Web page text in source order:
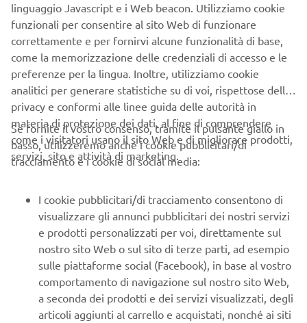
Solo al termine di questi appuntamenti la squadra Yamaha
sarà definita e pronta per partire. Partecipare alla
selezione è semplicissimo: gli aspiranti "eroi" dovranno
preparare un video all'interno del quale spiegare:
1. chi sono, attraverso una breve descrizione
2. quale moto guidano o amano
3. raccontare un momento della propria vita durante il
quale si sono sentiti eroi
Il materiale andrà poi caricato sul proprio profilo
Instagram, usando l'Hashtag #Yamahaheroes e taggando il
canale @yamahamotorit .
Insieme a questi eroi, faranno parte del Team Yamaha
anche 4 eroi speciali, che parteciperanno assieme ai
candidati a tutte le prove.
linguaggio Javascript e i Web beacon. Utilizziamo cookie
funzionali per consentire al sito Web di funzionare
correttamente e per fornirvi alcune funzionalità di base,
come la memorizzazione delle credenziali di accesso e le
preferenze per la lingua. Inoltre, utilizziamo cookie
analitici per generare statistiche su di voi, rispettose della
privacy e conformi alle linee guida delle autorità in
materia di protezione dei dati, al fine di comprendere
come i visitatori usano il sito Web e di migliorare prodotti,
servizi, sito e attività di marketing.
Se fornite il vostro consenso, tramite il pulsante giallo in
basso, utilizzeremo anche i cookie pubblicitari/di
tracciamento e i cookie di social media:
I cookie pubblicitari/di tracciamento consentono di
visualizzare gli annunci pubblicitari dei nostri servizi
e prodotti personalizzati per voi, direttamente sul
nostro sito Web o sul sito di terze parti, ad esempio
sulle piattaforme social (Facebook), in base al vostro
comportamento di navigazione sul nostro sito Web,
a seconda dei prodotti e dei servizi visualizzati, degli
articoli aggiunti al carrello e acquistati, nonché ai siti